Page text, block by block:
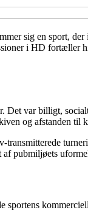
sig en sport,
i HD
var billigt,
og afstanden til
pubmiljøets